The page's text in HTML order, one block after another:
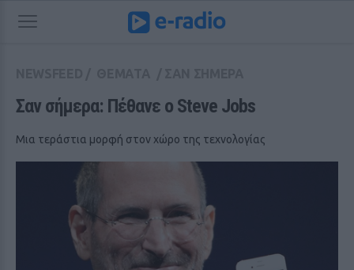
Σαν σήμερα: Πέθανε ο Steve Jobs
Μια τεράστια μορφή στον χώρο της τεχνολογίας